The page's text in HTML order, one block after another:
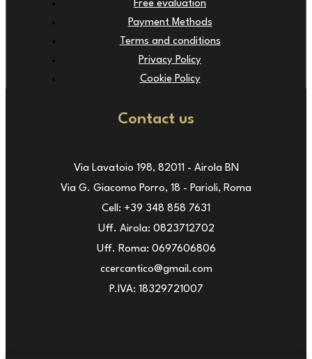
Free evaluation
Payment Methods
Terms and conditions
Privacy Policy
Cookie Policy
Contact us
Via Lavatoio 198, 82011 - Airola BN
Via G. Giacomo Porro, 18 - Parioli, Roma
Cell: +39 348 858 7631
Uff. Airola: 0823712702
Uff. Roma: 0697606806
ccercantico@gmail.com
P.IVA: 18329721007